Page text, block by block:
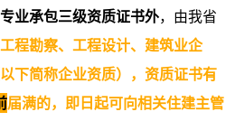
业承包三级资质证书外，由我省
工程勘察、工程设计、建筑业企
下简称企业资质） ，资质证书有
届满的，即日起可向相关住建主管